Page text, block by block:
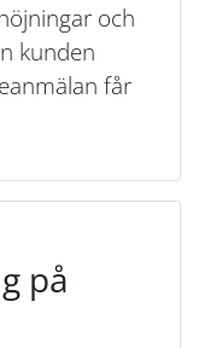
och
kunden
får
på